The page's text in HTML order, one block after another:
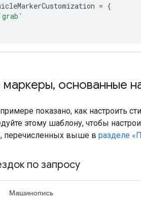
= {
маркеры, основанные
показано, как настроить
этому шаблону, чтобы
перечисленных выше в разделе
по запросу
Машинопись